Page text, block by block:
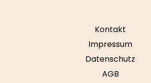
Kontakt
Impressum
Datenschutz
AGB